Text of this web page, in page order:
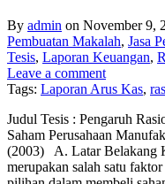
By admin on November 9,
Pembuatan Makalah, Jasa
Tesis, Laporan Keuangan,
Leave a comment
Tags: Laporan Arus Kas,
Judul Tesis : Pengaruh
Saham Perusahaan
(2003) A. Latar Belakang
merupakan salah satu